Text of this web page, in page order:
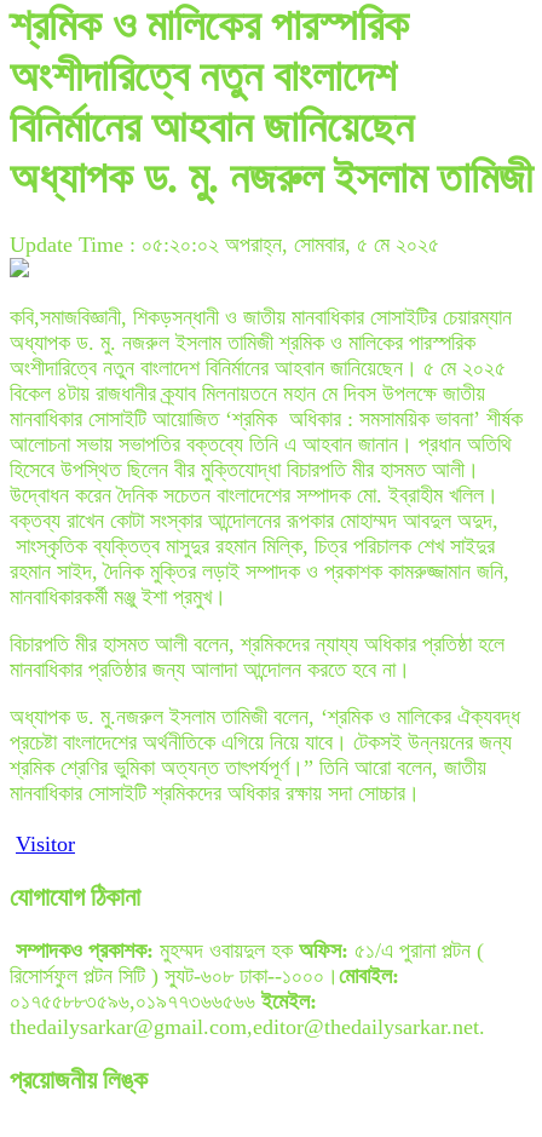
শ্রমিক ও মালিকের পারস্পরিক
অংশীদারিত্বে নতুন বাংলাদেশ
বিনির্মানের আহবান জানিয়েছেন
অধ্যাপক ড. মু. নজরুল ইসলাম তামিজী
Update Time : ০৫:২০:০২ অপরাহ্ন, সোমবার, ৫ মে ২০২৫
কবি,সমাজবিজ্ঞানী, শিকড়সন্ধানী ও জাতীয় মানবাধিকার সোসাইটির চেয়ারম্যান
অধ্যাপক ড. মু. নজরুল ইসলাম তামিজী শ্রমিক ও মালিকের পারস্পরিক
অংশীদারিত্বে নতুন বাংলাদেশ বিনির্মানের আহবান জানিয়েছেন। ৫ মে ২০২৫
বিকেল ৪টায় রাজধানীর ক্র্যাব মিলনায়তনে মহান মে দিবস উপলক্ষে জাতীয়
মানবাধিকার সোসাইটি আয়োজিত ‘শ্রমিক অধিকার : সমসাময়িক ভাবনা’ শীর্ষক
আলোচনা সভায় সভাপতির বক্তব্যে তিনি এ আহবান জানান। প্রধান অতিথি
হিসেবে উপস্থিত ছিলেন বীর মুক্তিযোদ্ধা বিচারপতি মীর হাসমত আলী।
উদ্বোধন করেন দৈনিক সচেতন বাংলাদেশের সম্পাদক মো. ইব্রাহীম খলিল।
বক্তব্য রাখেন কোটা সংস্কার আন্দোলনের রূপকার মোহাম্মদ আবদুল অদুদ,
সাংস্কৃতিক ব্যক্তিত্ব মাসুদুর রহমান মিল্কি, চিত্র পরিচালক শেখ সাইদুর
রহমান সাইদ, দৈনিক মুক্তির লড়াই সম্পাদক ও প্রকাশক কামরুজ্জামান জনি,
মানবাধিকারকর্মী মঞ্জু ইশা প্রমুখ।
বিচারপতি মীর হাসমত আলী বলেন, শ্রমিকদের ন্যায্য অধিকার প্রতিষ্ঠা হলে
মানবাধিকার প্রতিষ্ঠার জন্য আলাদা আন্দোলন করতে হবে না।
অধ্যাপক ড. মু.নজরুল ইসলাম তামিজী বলেন, ‘শ্রমিক ও মালিকের ঐক্যবদ্ধ
প্রচেষ্টা বাংলাদেশের অর্থনীতিকে এগিয়ে নিয়ে যাবে। টেকসই উন্নয়নের জন্য
শ্রমিক শ্রেণির ভুমিকা অত্যন্ত তাৎপর্যপূর্ণ।” তিনি আরো বলেন, জাতীয়
মানবাধিকার সোসাইটি শ্রমিকদের অধিকার রক্ষায় সদা সোচ্চার।
Visitor
যোগাযোগ ঠিকানা
সম্পাদকও প্রকাশক: মুহম্মদ ওবায়দুল হক অফিস: ৫১/এ পুরানা পল্টন (
রিসোর্সফুল পল্টন সিটি ) স্যুট-৬০৮ ঢাকা--১০০০। মোবাইল:
০১৭৫৫৮৮৩৫৯৬,০১৯৭৭৩৬৬৫৬৬ ইমেইল:
thedailysarkar@gmail.com,editor@thedailysarkar.net.
প্রয়োজনীয় লিঙ্ক